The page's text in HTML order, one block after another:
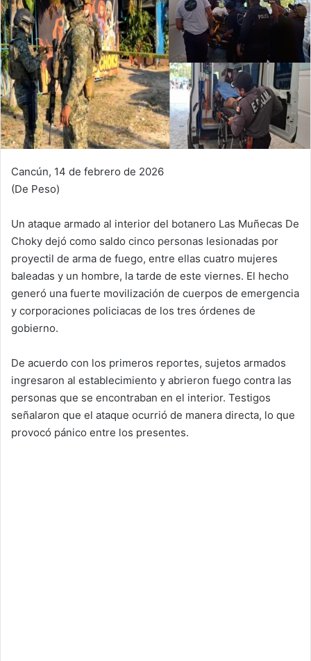
Cancún, 14 de febrero de 2026
(De Peso)
Un ataque armado al interior del botanero Las Muñecas De
Choky dejó como saldo cinco personas lesionadas por
proyectil de arma de fuego, entre ellas cuatro mujeres
baleadas y un hombre, la tarde de este viernes. El hecho
generó una fuerte movilización de cuerpos de emergencia
y corporaciones policiacas de los tres órdenes de
gobierno.
De acuerdo con los primeros reportes, sujetos armados
ingresaron al establecimiento y abrieron fuego contra las
personas que se encontraban en el interior. Testigos
señalaron que el ataque ocurrió de manera directa, lo que
provocó pánico entre los presentes.